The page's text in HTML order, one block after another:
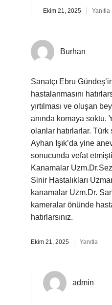
Ekim 21, 2025 Yanıtla
Burhan
Sanatçı Ebru
hastalanmasını
yırtılması ve oluşan
anında komaya soktu.
olanlar hatırlarlar. Türk
Ayhan Işık’da yine
sonucunda vefat
Kanamalar
Sinir Hastalıkları
kanamalar Uzm.Dr.
kameralar önünde
hatırlarsınız.
Ekim 21, 2025 Yanıtla
admin